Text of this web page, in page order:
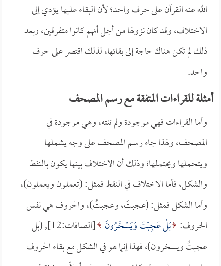
الله عنه القرآن على حرف واحد؛ لأن البقاء عليها يؤدي إلى
الاختلاف، وقد كان نزولها من أجل أنهم كانوا متفرقين، وبعد
ذلك لم تكن هناك حاجة إلى بقائها، لذلك اقتصر على حرف
واحد.
أمثلة للقراءات المتفقة مع رسم المصحف
وأما القراءات فهي موجودة ولم تنته، وهي موجودة في
المصحف، ولهذا جاء رسم المصحف على وجه يشملها
ويتحملها ويحتملها؛ وذلك أن الاختلاف بينها يكون بالنقط
والشكل، فأما الاختلاف في النقط فمثل: (تعملون ويعملون)،
وأما الشكل فمثل: (عجبتَ، وعجبتُ)، والحروف هي نفس
الحروف: بَلْ عَجِبْتَ وَيَسْخَرُونَ
[الصافات:12], (بل
عجبتُ ويسخرون)، فهذا إنما هو في الشكل مع بقاء الحروف